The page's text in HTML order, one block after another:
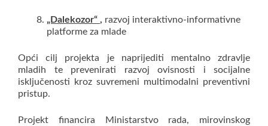
„Dalekozor“ , razvoj interaktivno-informativne
platforme za mlade
Opći cilj projekta je naprijediti mentalno zdravlje
mladih te prevenirati razvoj ovisnosti i socijalne
isključenosti kroz suvremeni multimodalni preventivni
pristup.
Projekt financira Ministarstvo rada, mirovinskog